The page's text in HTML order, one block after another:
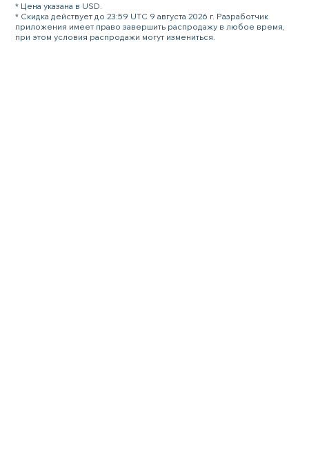
* Цена указана в USD.
* Скидка действует до 23:59 UTC 9 августа 2026 г. Разработчик
приложения имеет право завершить распродажу в любое время,
при этом условия распродажи могут измениться.